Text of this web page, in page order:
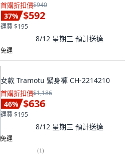
首購折扣價$940
37% $592
運費 $195
8/12 星期三 預計送達
免運
女款 Tramotu 緊身褲 CH-2214210
首購折扣價$1,186
46% $636
運費 $195
8/12 星期三 預計送達
免運
(1)